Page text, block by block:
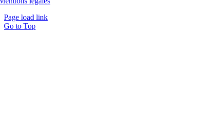
Page load link
Go to Top